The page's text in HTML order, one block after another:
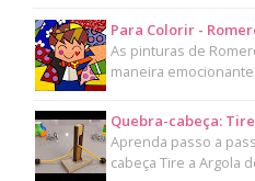
Para Colorir -
As pinturas de
maneira
Quebra-cabeça:
Aprenda passo a
cabeça Tire a Argola